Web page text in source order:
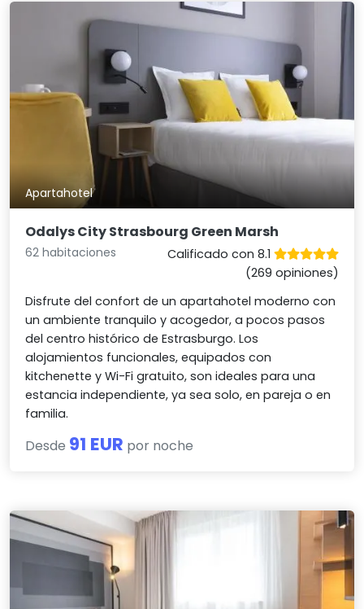
Apartahotel
Odalys City Strasbourg Green Marsh
62 habitaciones
Calificado con 8.1
(269 opiniones)
Disfrute del confort de un apartahotel moderno con
un ambiente tranquilo y acogedor, a pocos pasos
del centro histórico de Estrasburgo. Los
alojamientos funcionales, equipados con
kitchenette y Wi-Fi gratuito, son ideales para una
estancia independiente, ya sea solo, en pareja o en
familia.
Desde 91 EUR por noche